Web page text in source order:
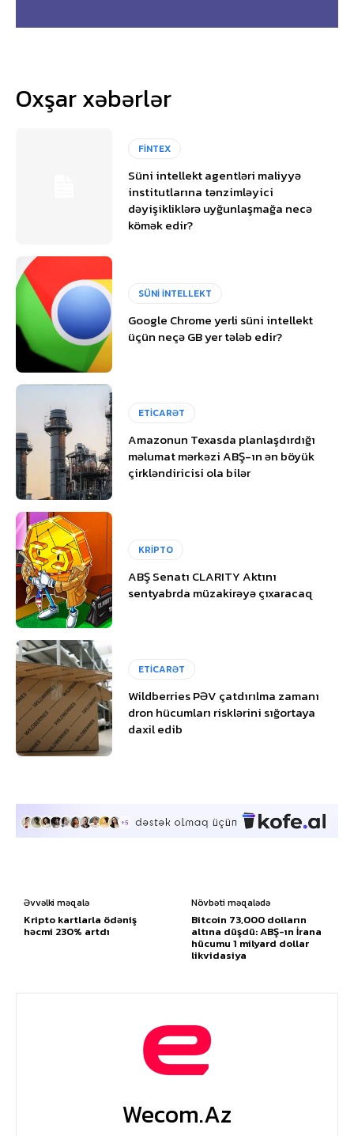
Oxşar xəbərlər
FİNTEX
Süni intellekt agentləri maliyyə
institutlarına tənzimləyici
dəyişikliklərə uyğunlaşmağa necə
kömək edir?
SÜNİ İNTELLEKT
Google Chrome yerli süni intellekt
üçün neçə GB yer tələb edir?
ETİCARƏT
Amazonun Texasda planlaşdırdığı
məlumat mərkəzi ABŞ-ın ən böyük
çirkləndiricisi ola bilər
KRİPTO
ABŞ Senatı CLARITY Aktını
sentyabrda müzakirəyə çıxaracaq
ETİCARƏT
Wildberries PƏV çatdırılma zamanı
dron hücumları risklərini sığortaya
daxil edib
Əvvəlki məqalə
Kripto kartlarla ödəniş
həcmi 230% artdı
Növbəti məqalədə
Bitcoin 73,000 dolların
altına düşdü: ABŞ-ın İrana
hücumu 1 milyard dollar
likvidasiya
Wecom.az